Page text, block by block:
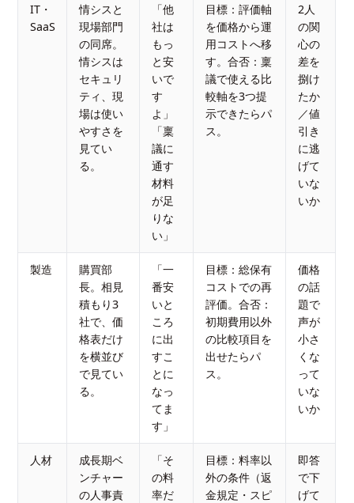
IT・
SaaS
情シスと
現場部門
の同席。
情シスは
セキュリ
ティ、現
場は使い
やすさを
見てい
る。
「他
社は
もっ
と安
いで
す
よ」
「稟
議に
通す
材料
が足
りな
い」
目標：評価軸
を価格から運
用コストへ移
す。合否：稟
議で使える比
較軸を3つ提
示できたらパ
ス。
2人
の関
心の
差を
捌け
たか
／値
引き
に逃
げて
いな
いか
製造
購買部
長。相見
積もり3
社で、価
格表だけ
を横並び
で見てい
る。
「一
番安
いと
ころ
に出
すこ
とに
なっ
てま
す」
目標：総保有
コストでの再
評価。合否：
初期費用以外
の比較項目を
出せたらパ
ス。
価格
の話
題で
声が
小さ
くな
って
いな
いか
人材
成長期ベ
ンチャー
の人事責
「そ
の料
率だ
目標：料率以
外の条件（返
金規定・スピ
即答
で下
げて